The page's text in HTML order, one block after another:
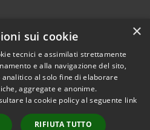
Copyright © 2026 • Comune di
Caronno Pertusella • Powered
byMunicipium
Accesso
×
sui cookie
tecnici e assimilati strettamente
e alla navigazione del sito,
al solo fine di elaborare
aggregate e anonime.
la cookie policy al seguente link
RIFIUTA TUTTO